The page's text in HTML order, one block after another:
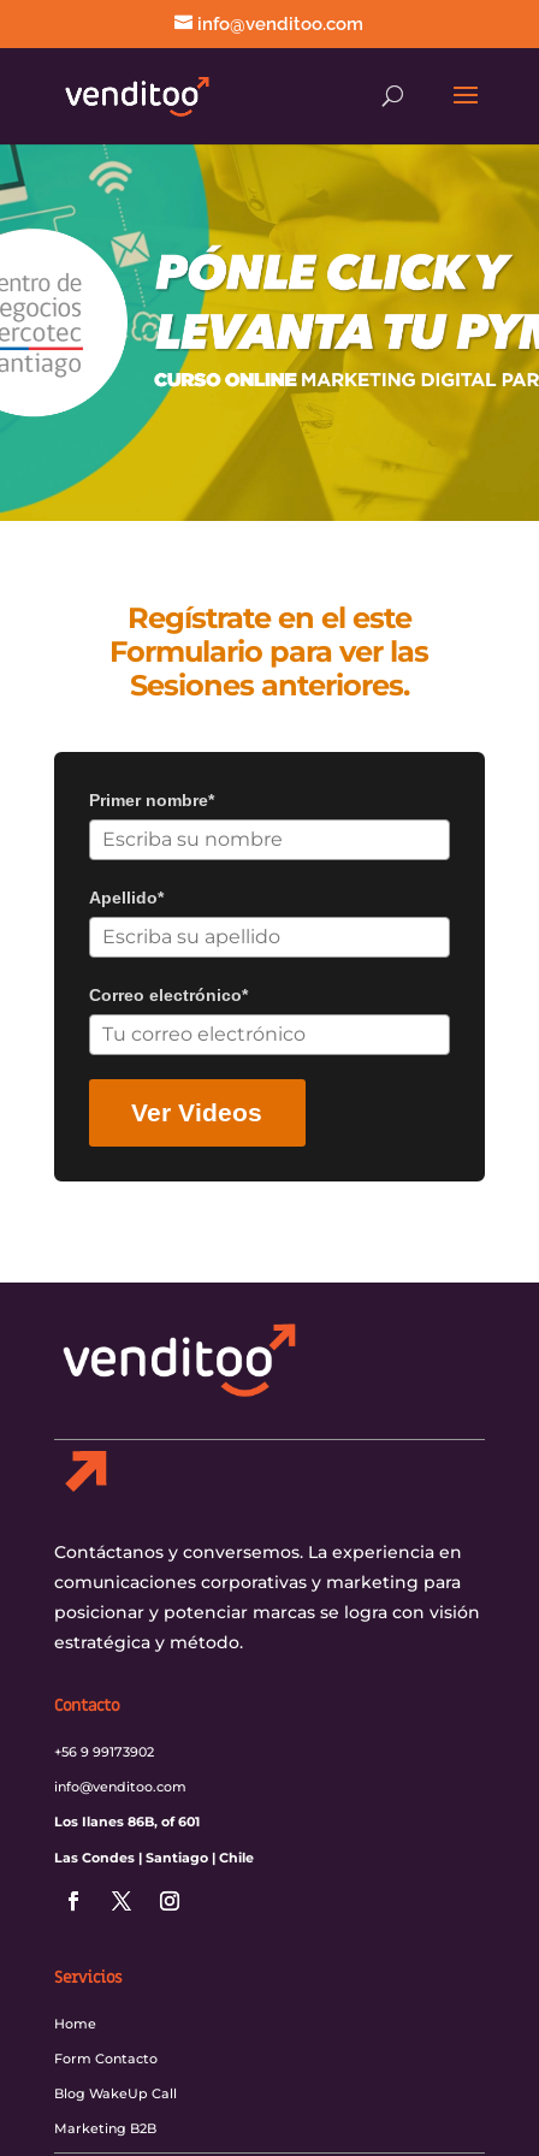
info@venditoo.com
Regístrate en el este
Formulario para ver las
Sesiones anteriores.
Primer nombre*
Apellido*
Correo electrónico*
Ver Videos
Contáctanos y conversemos. La experiencia en
comunicaciones corporativas y marketing para
posicionar y potenciar marcas se logra con visión
estratégica y método.
Contacto
+56 9 99173902
info@venditoo.com
Los Ilanes 86B, of 601
Las Condes | Santiago | Chile
Servicios
Home
Form Contacto
Blog WakeUp Call
Marketing B2B